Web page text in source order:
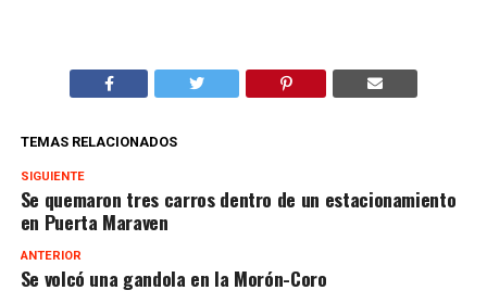
TEMAS RELACIONADOS
SIGUIENTE
Se quemaron tres carros dentro de un estacionamiento
en Puerta Maraven
ANTERIOR
Se volcó una gandola en la Morón-Coro